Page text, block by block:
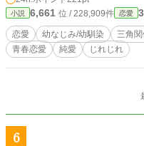
今作だけでも充
作を読むとより
かったら前作も
小説 6,661 位 / 228,909件 恋愛
恋愛 幼なじみ/幼馴染 三角
青春恋愛
純愛 じれじれ
6